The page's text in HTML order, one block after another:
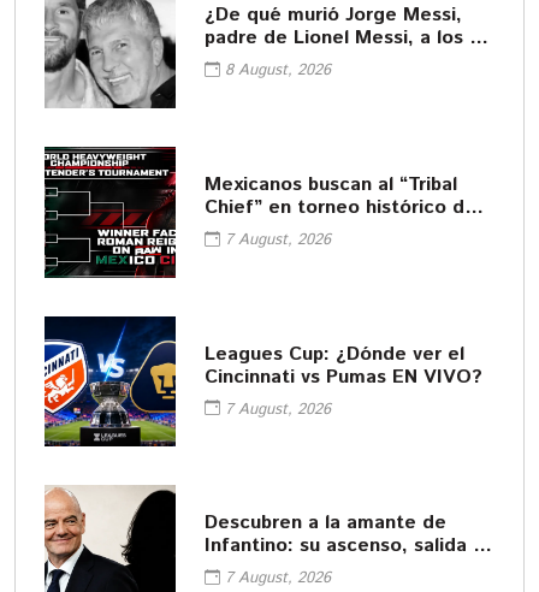
¿De qué murió Jorge Messi,
padre de Lionel Messi, a los 68
años?
8 August, 2026
Mexicanos buscan al “Tribal
Chief” en torneo histórico de
WWE7 August, 2026
Leagues Cup: ¿Dónde ver el
Cincinnati vs Pumas EN VIVO?
7 August, 2026
Descubren a la amante de
Infantino: su ascenso, salida y
pago de la UEFA
7 August, 2026